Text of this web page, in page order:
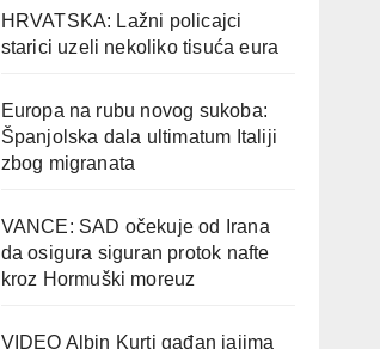
HRVATSKA: Lažni policajci
starici uzeli nekoliko tisuća eura
Europa na rubu novog sukoba:
Španjolska dala ultimatum Italiji
zbog migranata
VANCE: SAD očekuje od Irana
da osigura siguran protok nafte
kroz Hormuški moreuz
VIDEO Albin Kurti gađan jajima